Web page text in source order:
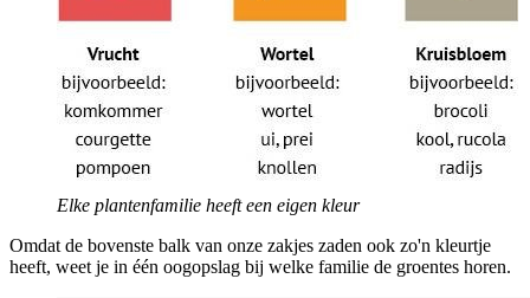
Elke plantenfamilie heeft een eigen kleur
Omdat de bovenste balk van onze zakjes zaden ook zo'n kleurtje
heeft, weet je in één oogopslag bij welke familie de groentes horen.